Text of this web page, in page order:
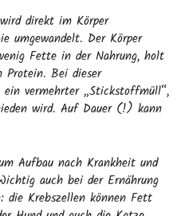
direkt im Körper
umgewandelt. Der Körper
Fette in der Nahrung, holt
Protein. Bei dieser
vermehrter „Stickstoffmüll“,
wird. Auf Dauer (!) kann
Aufbau nach Krankheit und
auch bei der Ernährung
die Krebszellen können Fett